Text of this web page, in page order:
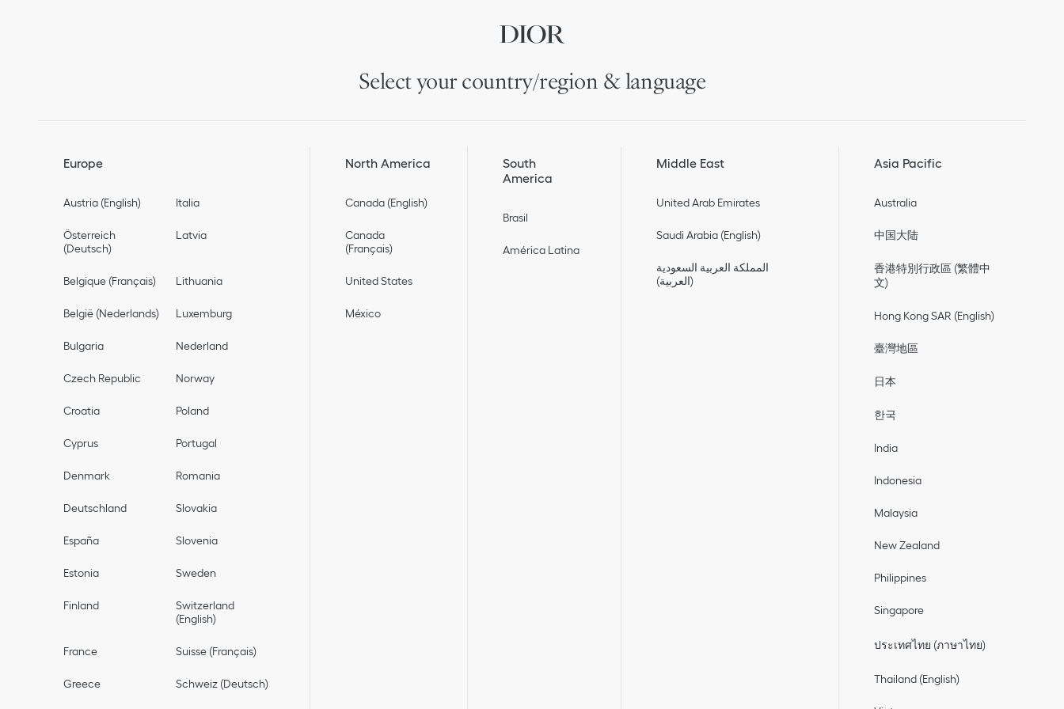
Select your country/region & language
Europe
Austria (English)
Österreich
(Deutsch)
Belgique (Français)
België (Nederlands)
Bulgaria
Czech Republic
Croatia
Cyprus
Denmark
Deutschland
España
Estonia
Finland
France
Greece
Italia
Latvia
Lithuania
Luxemburg
Nederland
Norway
Poland
Portugal
Romania
Slovakia
Slovenia
Sweden
Switzerland
(English)
Suisse (Français)
Schweiz (Deutsch)
North America
Canada (English)
Canada
(Français)
United States
México
South
America
Brasil
América Latina
Middle East
United Arab Emirates
Saudi Arabia (English)
المملكة العربية السعودية
(العربية)
Asia Pacific
Australia
中国大陆
香港特別行政區 (繁體中
文)
Hong Kong SAR (English)
臺灣地區
日本
한국
India
Indonesia
Malaysia
New Zealand
Philippines
Singapore
ประเทศไทย (ภาษาไทย)
Thailand (English)